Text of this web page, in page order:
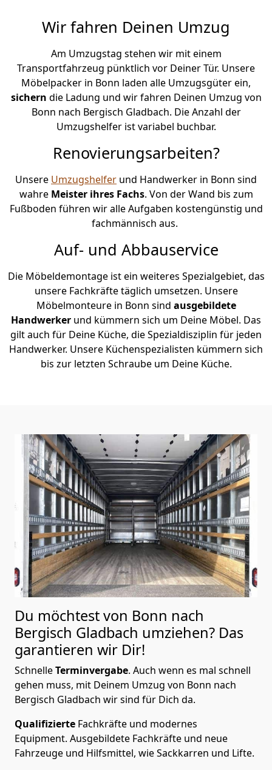
Wir fahren Deinen Umzug
Am Umzugstag stehen wir mit einem
Transportfahrzeug pünktlich vor Deiner Tür. Unsere
Möbelpacker in Bonn laden alle Umzugsgüter ein,
sichern die Ladung und wir fahren Deinen Umzug von
Bonn nach Bergisch Gladbach. Die Anzahl der
Umzugshelfer ist variabel buchbar.
Renovierungsarbeiten?
Unsere Umzugshelfer und Handwerker in Bonn sind
wahre Meister ihres Fachs. Von der Wand bis zum
Fußboden führen wir alle Aufgaben kostengünstig und
fachmännisch aus.
Auf- und Abbauservice
Die Möbeldemontage ist ein weiteres Spezialgebiet, das
unsere Fachkräfte täglich umsetzen. Unsere
Möbelmonteure in Bonn sind ausgebildete
Handwerker und kümmern sich um Deine Möbel. Das
gilt auch für Deine Küche, die Spezialdisziplin für jeden
Handwerker. Unsere Küchenspezialisten kümmern sich
bis zur letzten Schraube um Deine Küche.
Du möchtest von Bonn nach
Bergisch Gladbach umziehen? Das
garantieren wir Dir!
SchnelleTerminvergabe. Auch wenn es mal schnell
gehen muss, mit Deinem Umzug von Bonn nach
Bergisch Gladbach wir sind für Dich da.
Qualifizierte Fachkräfte und modernes
Equipment. Ausgebildete Fachkräfte und neue
Fahrzeuge und Hilfsmittel, wie Sackkarren und Lifte.